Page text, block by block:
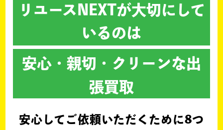
リユースNEXTが大切にして
いるのは
安心・親切・クリーンな出
張買取
安心してご依頼いただくために8つ